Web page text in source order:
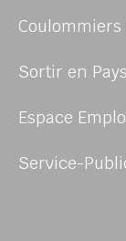
Coulommiers
Sortir en
Espace
Service-